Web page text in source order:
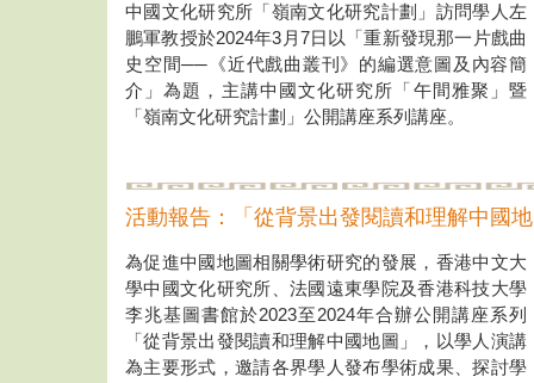
中國文化研究所「嶺南文化研究計劃」訪問學人左
鵬軍教授於2024年3月7日以「重新發現那一片戲曲
史空間──《近代戲曲叢刊》的編選意圖及內容簡
介」為題，主講中國文化研究所「午間雅聚」暨
「嶺南文化研究計劃」公開講座系列講座。
活動報告：「從背景出發閱讀和理解中國
為促進中國地圖相關學術研究的發展，香港中文大
學中國文化研究所、法國遠東學院及香港科技大學
李兆基圖書館於2023至2024年合辦公開講座系列
「從背景出發閱讀和理解中國地圖」，以學人演講
為主要形式，邀請各界學人發布學術成果、探討學